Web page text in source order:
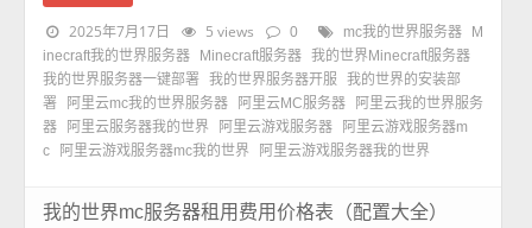
2025年7月17日 5 views 0 mc我的世界服务器
M
inecraft我的世界服务器
Minecraft服务器 我的世界Minecraft服务器
我的世界服务器一键部署 我的世界服务器开服
我的世界的安装部
署
阿里云mc我的世界服务器 阿里云MC服务器
阿里云我的世界服务
器
阿里云服务器我的世界 阿里云游戏服务器
阿里云游戏服务器m
c
阿里云游戏服务器mc我的世界 阿里云游戏服务器我的世界
我的世界mc服务器租用费用价格表（配置大全）